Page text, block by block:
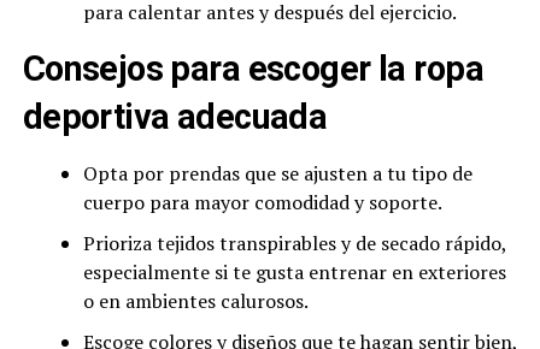
para calentar antes y después del ejercicio.
Consejos para escoger la ropa
deportiva adecuada
Opta por prendas que se ajusten a tu tipo de
cuerpo para mayor comodidad y soporte.
Prioriza tejidos transpirables y de secado rápido,
especialmente si te gusta entrenar en exteriores
o en ambientes calurosos.
Escoge colores y diseños que te hagan sentir bien,